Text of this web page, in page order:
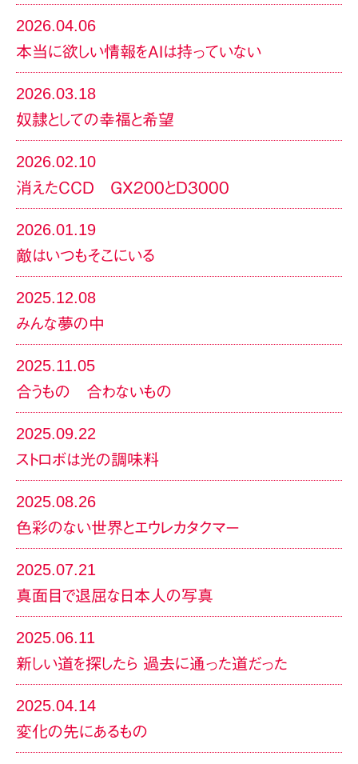
2026.04.06
本当に欲しい情報をAIは持っていない
2026.03.18
奴隷としての幸福と希望
2026.02.10
消えたCCD GX200とD3000
2026.01.19
敵はいつもそこにいる
2025.12.08
みんな夢の中
2025.11.05
合うもの 合わないもの
2025.09.22
ストロボは光の調味料
2025.08.26
色彩のない世界とエウレカタクマー
2025.07.21
真面目で退屈な日本人の写真
2025.06.11
新しい道を探したら 過去に通った道だった
2025.04.14
変化の先にあるもの